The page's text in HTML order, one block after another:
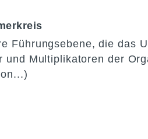
Führungsebene, die das
und Multiplikatoren der